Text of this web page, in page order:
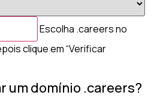
Escolha .careers no
clique em “Verificar
um domínio .careers?